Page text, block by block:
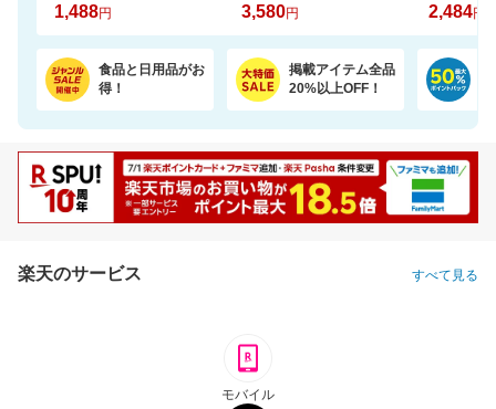
1,488円 3,580円 2,484円
食品と日用品がお
得！
掲載アイテム全品
20%以上OFF！
楽天のサービス すべて見る
モバイル